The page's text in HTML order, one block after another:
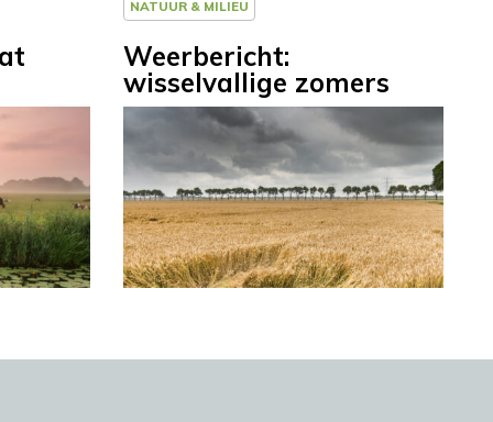
NATUUR & MILIEU
Weerbericht:
wisselvallige zomers